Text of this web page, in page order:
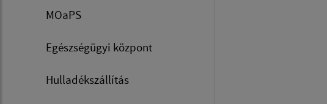
MOaPS
Egészségügyi központ
Hulladékszállítás